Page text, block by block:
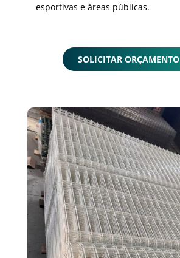
esportivas e áreas públicas.
SOLICITAR ORÇAMENTO